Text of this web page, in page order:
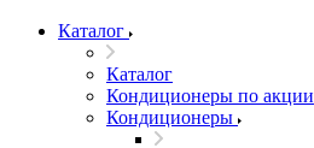
Каталог
Каталог
Кондиционеры по акции
Кондиционеры